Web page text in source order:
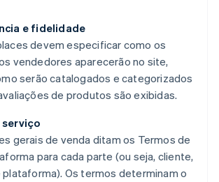
e fidelidade
devem especificar como os
vendedores aparecerão no site,
serão catalogados e categorizados
de produtos são exibidas.
serviço
gerais de venda ditam os Termos de
para cada parte (ou seja, cliente,
Os termos determinam o